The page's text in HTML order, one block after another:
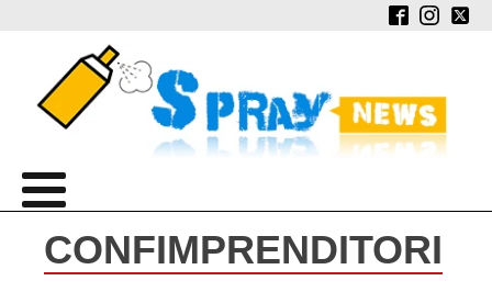
CONFIMPRENDITORI